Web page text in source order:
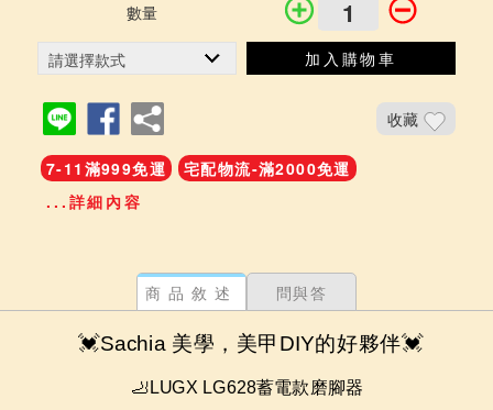
數量
加入購物車
收藏
7-11滿999免運
宅配物流-滿2000免運
...詳細內容
商品敘述 問與答